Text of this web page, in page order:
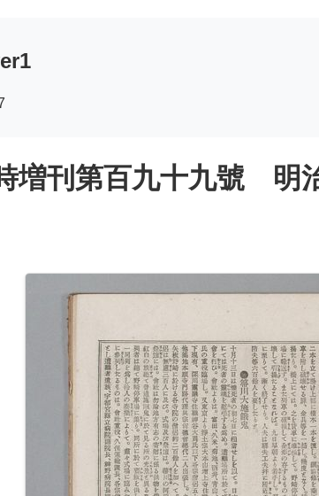
増刊第百九十九號 明